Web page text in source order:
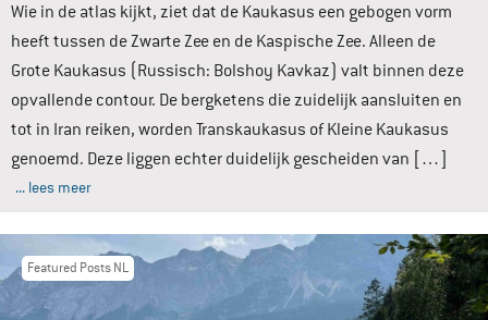
Wie in de atlas kijkt, ziet dat de Kaukasus een gebogen vorm
heeft tussen de Zwarte Zee en de Kaspische Zee. Alleen de
Grote Kaukasus (Russisch: Bolshoy Kavkaz) valt binnen deze
opvallende contour. De bergketens die zuidelijk aansluiten en
tot in Iran reiken, worden Transkaukasus of Kleine Kaukasus
genoemd. Deze liggen echter duidelijk gescheiden van […]
... lees meer
Featured Posts NL